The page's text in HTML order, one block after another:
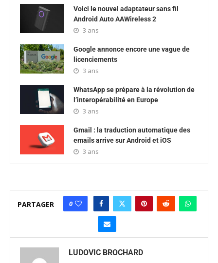
Voici le nouvel adaptateur sans fil
Android Auto AAWireless 2
3 ans
Google annonce encore une vague de
licenciements
3 ans
WhatsApp se prépare à la révolution de
l’interopérabilité en Europe
3 ans
Gmail : la traduction automatique des
emails arrive sur Android et iOS
3 ans
PARTAGER 0
LUDOVIC BROCHARD